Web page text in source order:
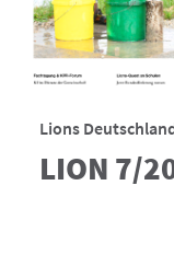
Lions
LION 7/